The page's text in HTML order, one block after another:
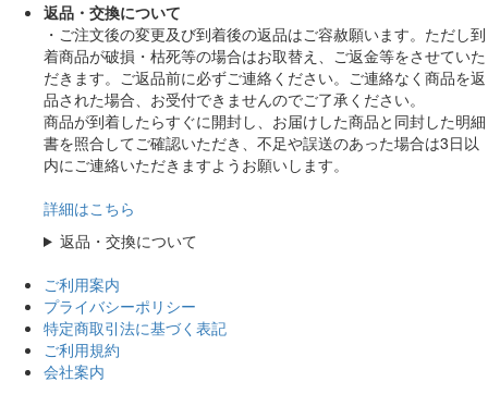
返品・交換について
・ご注文後の変更及び到着後の返品はご容赦願います。ただし到
着商品が破損・枯死等の場合はお取替え、ご返金等をさせていた
だきます。ご返品前に必ずご連絡ください。ご連絡なく商品を返
品された場合、お受付できませんのでご了承ください。
商品が到着したらすぐに開封し、お届けした商品と同封した明細
書を照合してご確認いただき、不足や誤送のあった場合は3日以
内にご連絡いただきますようお願いします。
詳細はこちら
返品・交換について
ご利用案内
プライバシーポリシー
特定商取引法に基づく表記
ご利用規約
会社案内